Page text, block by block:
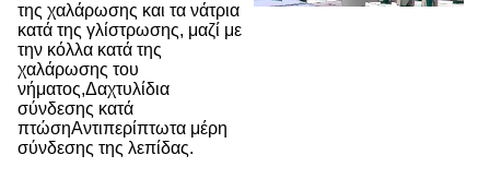
της χαλάρωσης και τα νάτρια
κατά της γλίστρωσης, μαζί με
την κόλλα κατά της
χαλάρωσης του
νήματος,Δαχτυλίδια
σύνδεσης κατά
πτώσηΑντιπερίπτωτα μέρη
σύνδεσης της λεπίδας.